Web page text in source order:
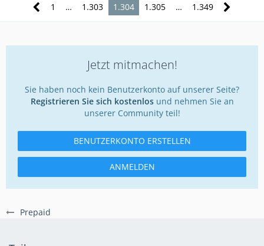
Prepaid
1 … 1.303 1.304 1.305 … 1.349
Jetzt mitmachen!
Sie haben noch kein Benutzerkonto auf unserer Seite?
Registrieren Sie sich kostenlosund nehmen Sie an
unserer Community teil!
BENUTZERKONTO ERSTELLEN
ANMELDEN